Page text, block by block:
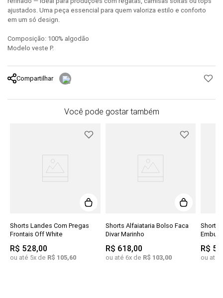
ajustados. Uma peça essencial para quem valoriza estilo e conforto
em um só design.
Composição: 100% algodão
Modelo veste P.
Compartilhar
Você pode gostar também
Shorts Landes Com Pregas
Frontais Off White
R$ 528,00
ou até 5x de R$ 105,60
Shorts Alfaiataria Bolso Faca
Divar Marinho
R$ 618,00
ou até 6x de R$ 103,00
Shorts
R$
ou até